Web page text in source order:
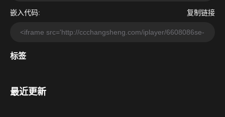
嵌入代码: 复制链接
标签
最近更新